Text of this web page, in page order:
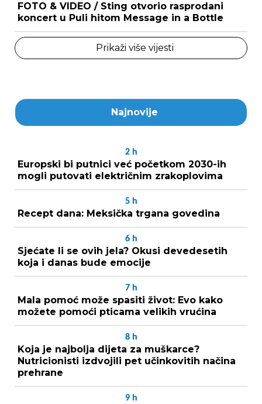
FOTO & VIDEO / Sting otvorio rasprodani
koncert u Puli hitom Message in a Bottle
Prikaži više vijesti
Najnovije
2 h
Europski bi putnici već početkom 2030-ih
mogli putovati električnim zrakoplovima
5 h
Recept dana: Meksička trgana govedina
6 h
Sjećate li se ovih jela? Okusi devedesetih
koja i danas bude emocije
7 h
Mala pomoć može spasiti život: Evo kako
možete pomoći pticama velikih vrućina
8 h
Koja je najbolja dijeta za muškarce?
Nutricionisti izdvojili pet učinkovitih načina
prehrane
9 h